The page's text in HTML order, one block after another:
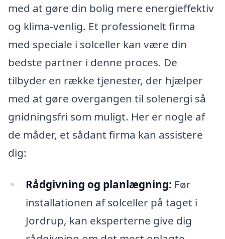
med at gøre din bolig mere energieffektiv
og klima-venlig. Et professionelt firma
med speciale i solceller kan være din
bedste partner i denne proces. De
tilbyder en række tjenester, der hjælper
med at gøre overgangen til solenergi så
gnidningsfri som muligt. Her er nogle af
de måder, et sådant firma kan assistere
dig:
Rådgivning og planlægning: Før
installationen af solceller på taget i
Jordrup, kan eksperterne give dig